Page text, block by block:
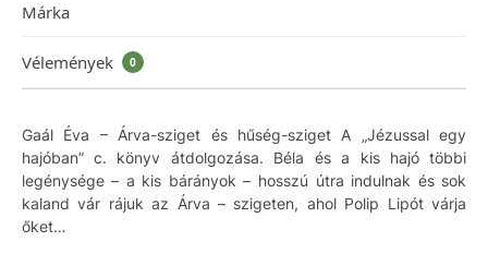
Márka
Vélemények 0
Gaál Éva – Árva-sziget és hűség-sziget A „Jézussal egy
hajóban” c. könyv átdolgozása. Béla és a kis hajó többi
legénysége – a kis bárányok – hosszú útra indulnak és sok
kaland vár rájuk az Árva – szigeten, ahol Polip Lipót várja
őket…